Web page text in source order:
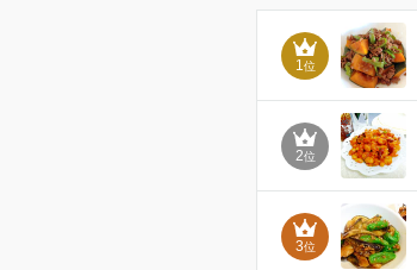
1位
2位
3位